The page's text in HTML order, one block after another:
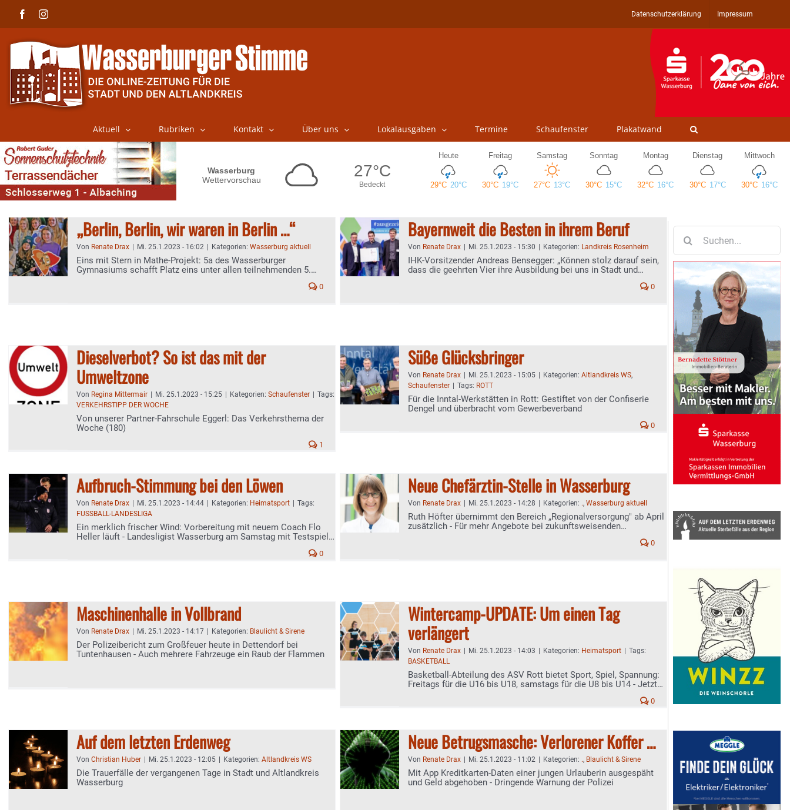
FacebookInstagram Datenschutzerklärung Impressum
Aktuell Rubriken Kontakt Über uns Lokalausgaben Termine Schaufenster Plakatwand
„Berlin, Berlin, wir waren in Berlin …“
Von Renate Drax Mi. 25.1.2023 - 16:02 Kategorien: Wasserburg aktuell
Eins mit Stern in Mathe-Projekt: 5a des Wasserburger
Gymnasiums schafft Platz eins unter allen teilnehmenden 5.
0
Bayernweit die Besten in ihrem Beruf
Von Renate Drax Mi. 25.1.2023 - 15:30 Kategorien: Landkreis Rosenheim
IHK-Vorsitzender Andreas Bensegger: „Können stolz darauf sein,
dass die geehrten Vier ihre Ausbildung bei uns in Stadt und
0
Dieselverbot? So ist das mit der
Umweltzone
Von Regina Mittermair Mi. 25.1.2023 - 15:25 Kategorien: Schaufenster
Tags:
VERKEHRSTIPP DER WOCHE
Von unserer Partner-Fahrschule Eggerl: Das Verkehrsthema der
Woche (180)
1
Süße Glücksbringer
Von Renate Drax Mi. 25.1.2023 - 15:05 Kategorien: Altlandkreis WS,
Schaufenster
Tags: ROTT
Für die Inntal-Werkstätten in Rott: Gestiftet von der Confiserie
Dengel und überbracht vom Gewerbeverband
0
Aufbruch-Stimmung bei den Löwen
Von Renate Drax Mi. 25.1.2023 - 14:44 Kategorien: Heimatsport
Tags:
FUSSBALL-LANDESLIGA
Ein merklich frischer Wind: Vorbereitung mit neuem Coach Flo
Heller läuft - Landesligist Wasserburg am Samstag mit Testspiel
0
Neue Chefärztin-Stelle in Wasserburg
Von Renate Drax Mi. 25.1.2023 - 14:28 Kategorien: ., Wasserburg aktuell
Ruth Höfter übernimmt den Bereich „Regionalversorgung" ab April
zusätzlich - Für mehr Angebote bei zukunftsweisenden
0
Maschinenhalle in Vollbrand
Von Renate Drax Mi. 25.1.2023 - 14:17 Kategorien: Blaulicht & Sirene
Der Polizeibericht zum Großfeuer heute in Dettendorf bei
Tuntenhausen - Auch mehrere Fahrzeuge ein Raub der Flammen
Wintercamp-UPDATE: Um einen Tag
verlängert
Von Renate Drax Mi. 25.1.2023 - 14:03 Kategorien: Heimatsport
Tags:
BASKETBALL
Basketball-Abteilung des ASV Rott bietet Sport, Spiel, Spannung:
Freitags für die U16 bis U18, samstags für die U8 bis U14 - Jetzt
0
Auf dem letzten Erdenweg
Von Christian Huber Mi. 25.1.2023 - 12:05 Kategorien: Altlandkreis WS
Die Trauerfälle der vergangenen Tage in Stadt und Altlandkreis
Wasserburg
Neue Betrugsmasche: Verlorener Koffer …
Von Renate Drax Mi. 25.1.2023 - 11:02 Kategorien: ., Blaulicht & Sirene
Mit App Kreditkarten-Daten einer jungen Urlauberin ausgespäht
und Geld abgehoben - Dringende Warnung der Polizei
nach: